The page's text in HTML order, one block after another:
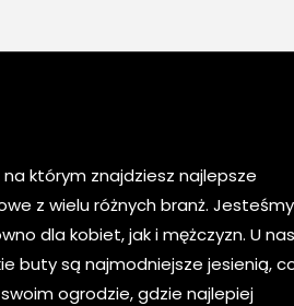
na którym znajdziesz najlepsze
z wielu różnych branż. Jesteśmy
dla kobiet, jak i mężczyzn. U nas
buty są najmodniejsze jesienią,
ogrodzie, gdzie najlepiej